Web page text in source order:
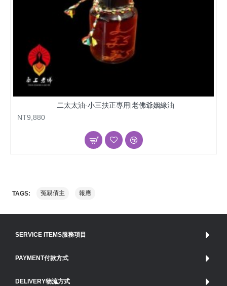
二太太油-小三扶正專用|老佛爺姻緣油
NT9,880
TAGS: 冤親債主 報應
SERVICE ITEMS服務項目
PAYMENT付款方式
DELIVERY物流方式